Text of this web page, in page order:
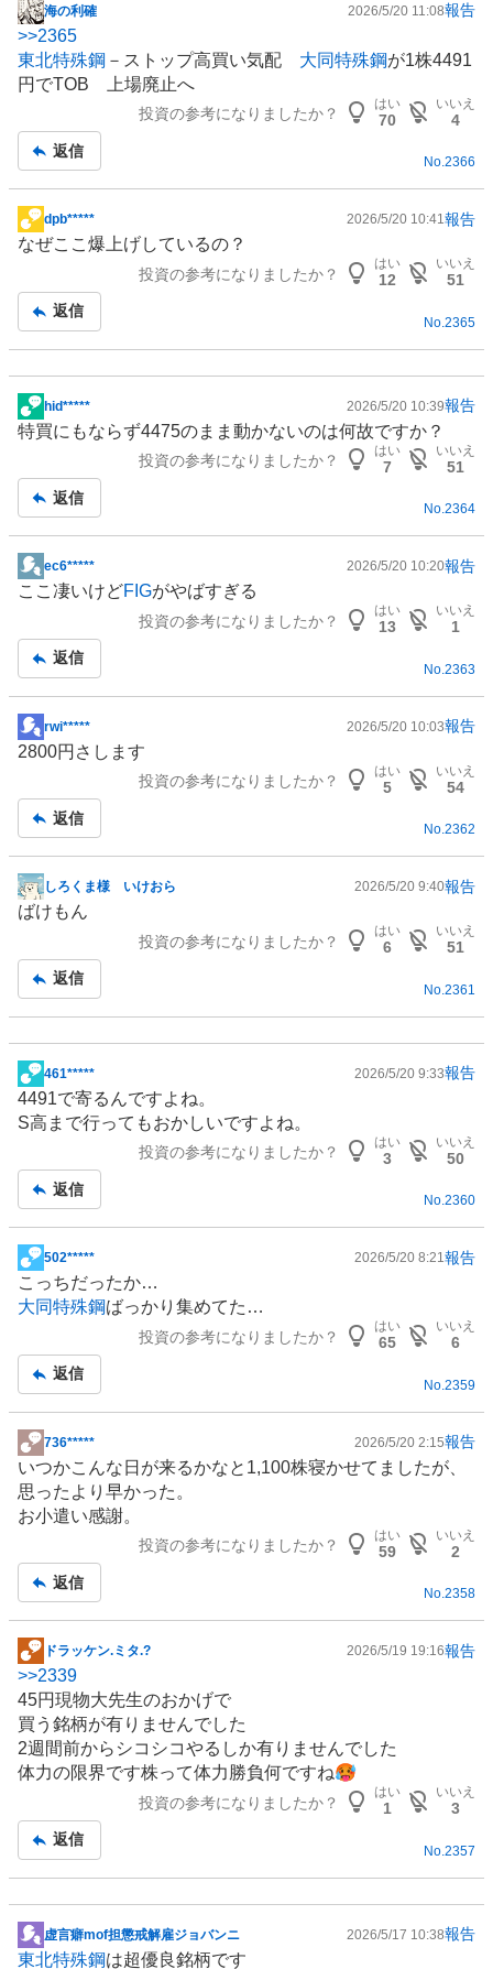
掲
示
板
記
海の利確 2026/5/20 11:08報告
>>2365
東北特殊鋼 －ストップ高買い気配 大同特殊鋼が1株4491
円でTOB 上場廃止へ
投資の参考になりましたか？
はい
70
いいえ
4
返信
No.2366
掲
示
事
dpb***** 2026/5/20 10:41報告
なぜここ爆上げしているの？
投資の参考になりましたか？
はい
12
いいえ
51
返信
No. 2365
掲
示
事
hid***** 2026/5/20 10:39報告
特買にもならず4475のまま動かないのは何故ですか？
投資の参考になりましたか？
はい
7
いいえ
51
返信
No.2364
掲
示
事
ec6***** 2026/5/20 10:20報告
ここ凄いけどFIGがやばすぎる
投資の参考になりましたか？
はい
13
いいえ
1
返信
No. 2363
掲
示
事
rwi***** 2026/5/20 10:03報告
2800円さします
投資の参考になりましたか？
はい
5
いいえ
54
返信
No.2362
掲
示
事
しろくま様 いけおら 2026/5/20 9:40報告
ばけもん
投資の参考になりましたか？
はい
6
いいえ
51
返信
No. 2361
掲
示
板
461***** 2026/5/20 9:33報告
4491で寄るんですよね。
S高まで行ってもおかしいですよね。
投資の参考になりましたか？
はい
3
いいえ
50
返信
No.2360
掲
示
板
502***** 2026/5/20 8:21報告
こっちだったか…
大同特殊鋼ばっかり集めてた…
投資の参考になりましたか？
はい
65
いいえ
6
返信
No. 2359
掲
示
板
記
736***** 2026/5/20 2:15報告
いつかこんな日が来るかなと1,100株寝かせてましたが、
思ったより早かった。
お小遣い感謝。
投資の参考になりましたか？
はい
59
いいえ
2
返信
No.2358
掲
示
板
記
事
ドラッケン.ミタ.? 2026/5/19 19:16報告
>>2339
45円現物大先生のおかげで
買う銘柄が有りませんでした
2週間前からシコシコやるしか有りませんでした
体力の限界です株って体力勝負何ですね🥵
投資の参考になりましたか？
はい
1
いいえ
3
返信
No. 2357
掲
虚言癖mof担懲戒解雇ジョバンニ 2026/5/17 10:38報告
東北特殊鋼は超優良銘柄です